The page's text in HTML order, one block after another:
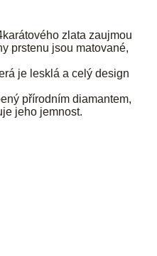
zlata zaujmou
prstenu jsou matované,
je lesklá a celý design
přírodním diamantem,
jeho jemnost.